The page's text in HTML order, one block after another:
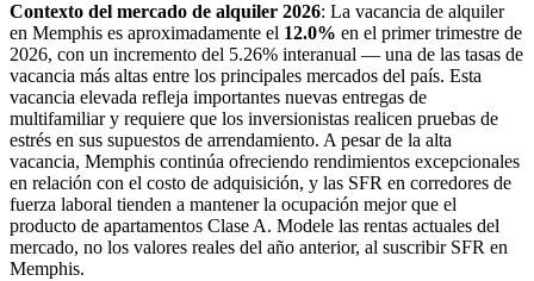
Contexto del mercado de alquiler 2026: La vacancia de alquiler
en Memphis es aproximadamente el 12.0% en el primer trimestre de
2026, con un incremento del 5.26% interanual — una de las tasas de
vacancia más altas entre los principales mercados del país. Esta
vacancia elevada refleja importantes nuevas entregas de
multifamiliar y requiere que los inversionistas realicen pruebas de
estrés en sus supuestos de arrendamiento. A pesar de la alta
vacancia, Memphis continúa ofreciendo rendimientos excepcionales
en relación con el costo de adquisición, y las SFR en corredores de
fuerza laboral tienden a mantener la ocupación mejor que el
producto de apartamentos Clase A. Modele las rentas actuales del
mercado, no los valores reales del año anterior, al suscribir SFR en
Memphis.